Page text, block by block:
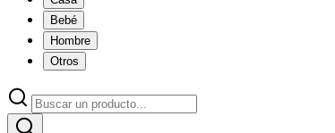
Bebé
Hombre
Otros